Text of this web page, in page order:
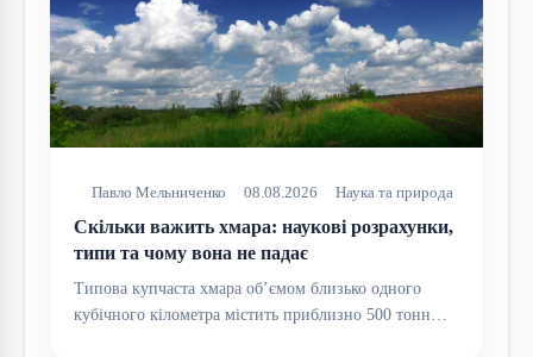
Павло Мельниченко 08.08.2026 Наука та природа
Скільки важить хмара: наукові розрахунки,
типи та чому вона не падає
Типова купчаста хмара об’ємом близько одного
кубічного кілометра містить приблизно 500 тонн…